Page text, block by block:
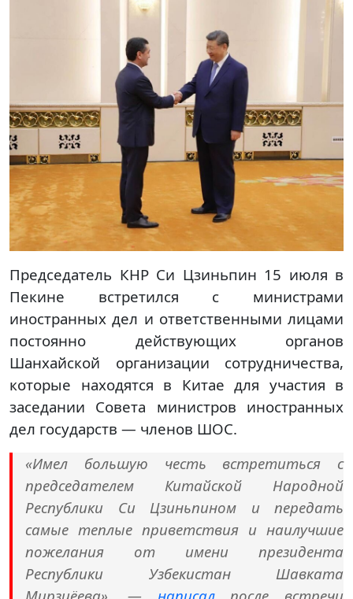
Председатель КНР Си Цзиньпин 15 июля в
Пекине встретился с министрами
иностранных дел и ответственными лицами
постоянно действующих органов
Шанхайской организации сотрудничества,
которые находятся в Китае для участия в
заседании Совета министров иностранных
дел государств — членов ШОС.
«Имел большую честь встретиться с
председателем Китайской Народной
Республики Си Цзиньпином и передать
самые теплые приветствия и наилучшие
пожелания от имени президента
Республики Узбекистан Шавката